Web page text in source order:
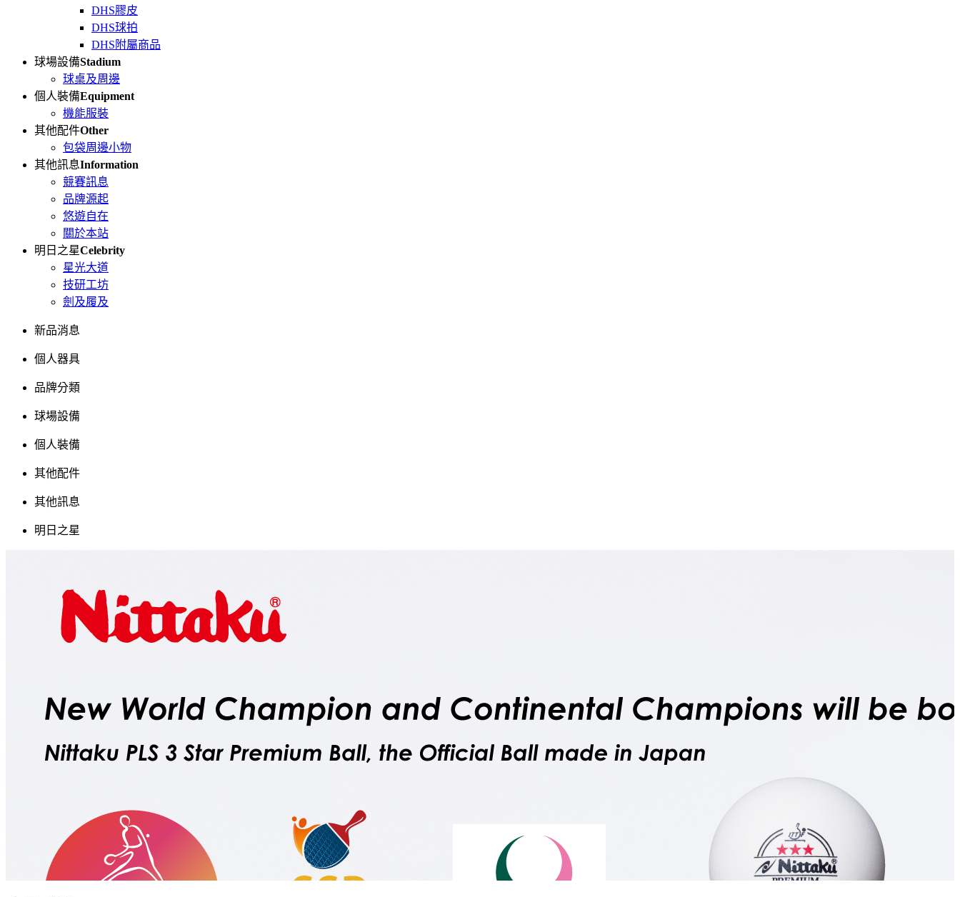
DHS膠皮
DHS球拍
DHS附屬商品
球場設備Stadium
球桌及周邊
個人裝備Equipment
機能服裝
其他配件Other
包袋周邊小物
其他訊息Information
競賽訊息
品牌源起
悠遊自在
關於本站
明日之星Celebrity
星光大道
技研工坊
劍及履及
新品消息
個人器具
品牌分類
球場設備
個人裝備
其他配件
其他訊息
明日之星